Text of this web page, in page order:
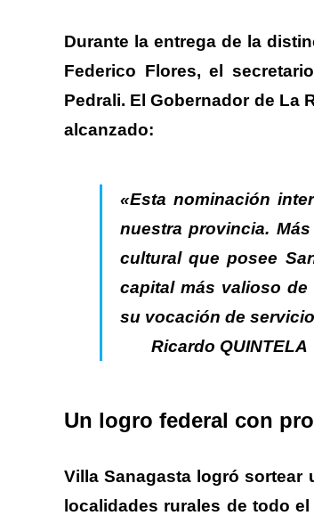
Durante la entrega de la
Federico Flores, el
Pedrali. El Gobernador de La
alcanzado:
«Esta nominación
nuestra provincia.
cultural que posee
capital más valioso
su vocación de
Ricardo QUINTELA
Un logro federal con
Villa Sanagasta logró sortear
localidades rurales de todo el